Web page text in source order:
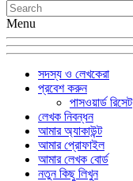
Menu
সদস্য ও লেখকেরা
প্রবেশ করুন
পাসওয়ার্ড রিসেট
লেখক নিবন্ধন
আমার অ্যাকাউন্ট
আমার প্রোফাইল
আমার লেখক বোর্ড
নতুন কিছু লিখুন